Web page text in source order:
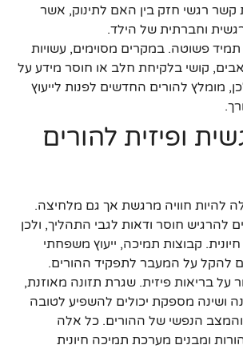
רגשי חזק בין האם לתינוק, אשר
וחברתית של הילד.
פשוטה. במקרים מסוימים, עשויות
קושי בלקיחת חלב או חוסר מידע על
מומלץ להורים החדשים לפנות לייעוץ
ופיזית להורים
להיות חוויה מרגשת אך גם מלחיצה.
להרגיש חוסר ודאות לגבי התהליך, ולכן
קבוצות תמיכה, ייעוץ משפחתי
להקל על המעבר לתפקיד ההורים.
על בריאות פיזית. שגרת תזונה מאוזנת,
ושינה מספקת יכולים להשפיע לטובה
הנפשי של ההורים. כל אלה
ומבנים מערכת תמיכה חיונית